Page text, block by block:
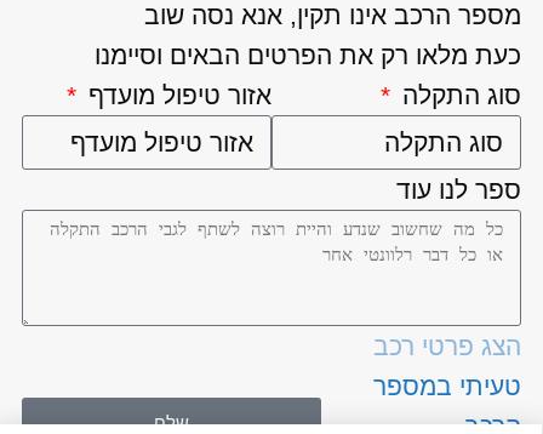
מספר הרכב אינו תקין, אנא נסה שוב
כעת מלאו רק את הפרטים הבאים וסיימנו
סוג התקלה
אזור טיפול מועדף
ספר לנו עוד
הצג פרטי רכב
טעיתי במספר
הרכב
שלח